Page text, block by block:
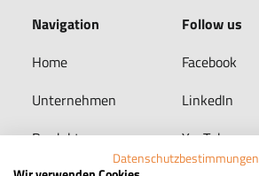
Navigation
Home
Unternehmen
Produkte
Follow us
Facebook
LinkedIn
YouTube
Datenschutzbestimmungen